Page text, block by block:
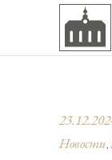
Новости,